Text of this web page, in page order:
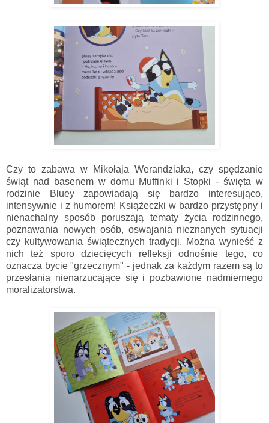
Czy to zabawa w Mikołaja Werandziaka, czy spędzanie
świąt nad basenem w domu Muffinki i Stopki - święta w
rodzinie Bluey zapowiadają się bardzo interesująco,
intensywnie i z humorem! Książeczki w bardzo przystępny i
nienachalny sposób poruszają tematy życia rodzinnego,
poznawania nowych osób, oswajania nieznanych sytuacji
czy kultywowania świątecznych tradycji. Można wynieść z
nich też sporo dziecięcych refleksji odnośnie tego, co
oznacza bycie "grzecznym" - jednak za każdym razem są to
przesłania nienarzucające się i pozbawione nadmiernego
moralizatorstwa.